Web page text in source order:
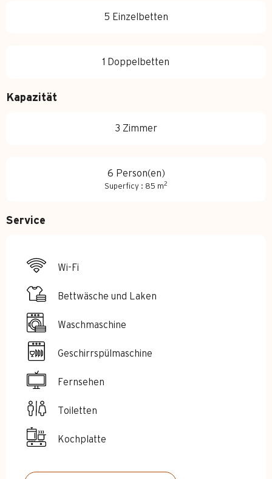
5 Einzelbetten
1 Doppelbetten
Kapazität
3 Zimmer
6 Person(en)
Superficy : 85 m2
Service
Wi-Fi
Bettwäsche und Laken
Waschmaschine
Geschirrspülmaschine
Fernsehen
Toiletten
Kochplatte